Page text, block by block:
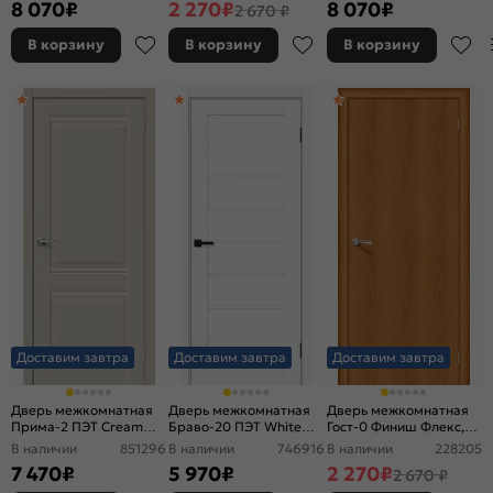
кромки, скиновая
8 070₽
В корзину
каркасно-щитовая
2 270₽2 670 ₽
В корзину
8 070₽
В корзину
Доставим завтра
Дверь межкомнатная
Прима-2 ПЭТ Cream
Silk, глухая, без
В наличии 851296
7 470₽
Доставим завтра
Дверь межкомнатная
Браво-20 ПЭТ White
Silk, глухая, без стекла,
В наличии 746916
5 970₽
Доставим завтра
Дверь межкомнатная
Гост-0 Финиш Флекс,
Ламинированные Л-12
каркасно-щитовая
В наличии 228205
2 270₽2 670 ₽